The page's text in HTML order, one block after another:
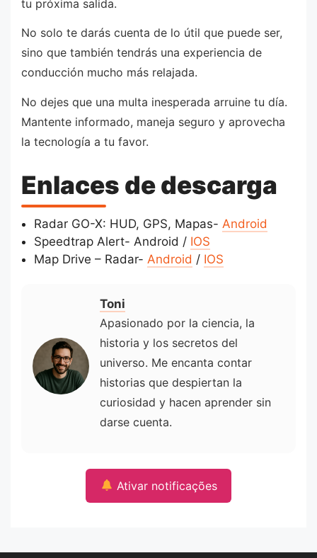
tu próxima salida.
No solo te darás cuenta de lo útil que puede ser,
sino que también tendrás una experiencia de
conducción mucho más relajada.
No dejes que una multa inesperada arruine tu día.
Mantente informado, maneja seguro y aprovecha
la tecnología a tu favor.
Enlaces de descarga
Radar GO-X: HUD, GPS, Mapas- Android
Speedtrap Alert- Android / IOS
Map Drive – Radar- Android / IOS
Toni
Apasionado por la ciencia, la
historia y los secretos del
universo. Me encanta contar
historias que despiertan la
curiosidad y hacen aprender sin
darse cuenta.
Ativar notificações